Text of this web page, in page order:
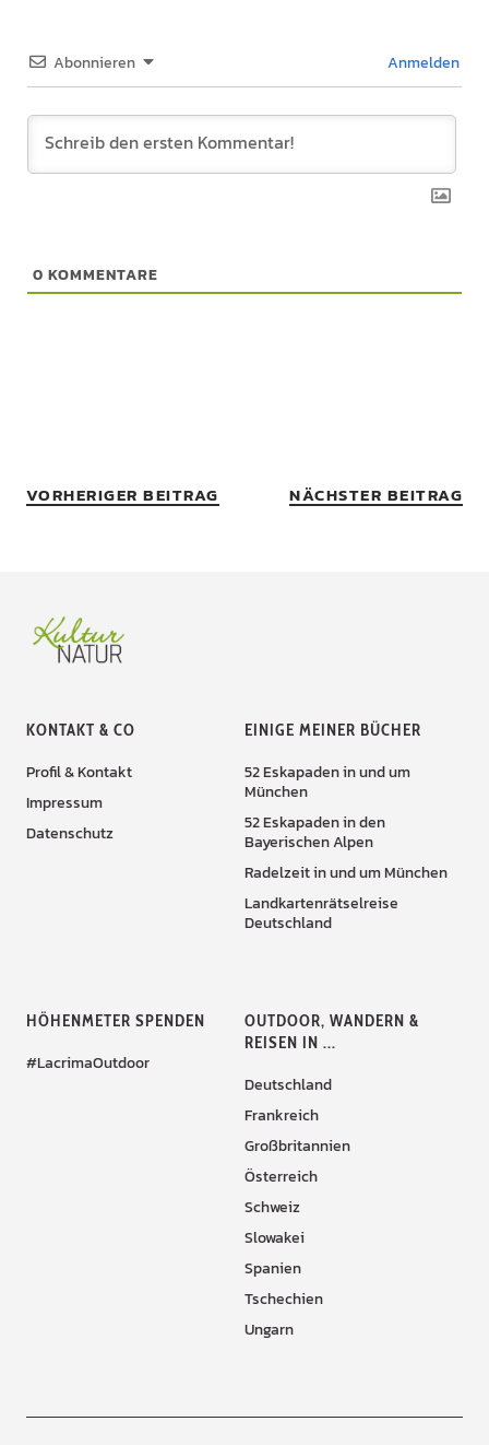
Abonnieren Anmelden
0 KOMMENTARE
VORHERIGER BEITRAG NÄCHSTER BEITRAG
KONTAKT & CO
Profil & Kontakt
Impressum
Datenschutz
EINIGE MEINER BÜCHER
52 Eskapaden in und um
München
52 Eskapaden in den
Bayerischen Alpen
Radelzeit in und um München
Landkartenrätselreise
Deutschland
HÖHENMETER SPENDEN
#LacrimaOutdoor
OUTDOOR, WANDERN &
REISEN IN ...
Deutschland
Frankreich
Großbritannien
Österreich
Schweiz
Slowakei
Spanien
Tschechien
Ungarn